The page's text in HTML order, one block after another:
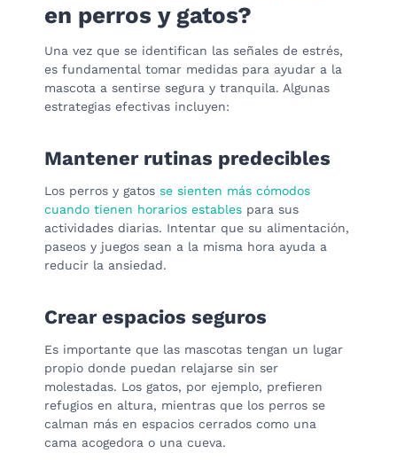
en perros y gatos?
Una vez que se identifican las señales de estrés,
es fundamental tomar medidas para ayudar a la
mascota a sentirse segura y tranquila. Algunas
estrategias efectivas incluyen:
Mantener rutinas predecibles
Los perros y gatos se sienten más cómodos
cuando tienen horarios estables para sus
actividades diarias. Intentar que su alimentación,
paseos y juegos sean a la misma hora ayuda a
reducir la ansiedad.
Crear espacios seguros
Es importante que las mascotas tengan un lugar
propio donde puedan relajarse sin ser
molestadas. Los gatos, por ejemplo, prefieren
refugios en altura, mientras que los perros se
calman más en espacios cerrados como una
cama acogedora o una cueva.